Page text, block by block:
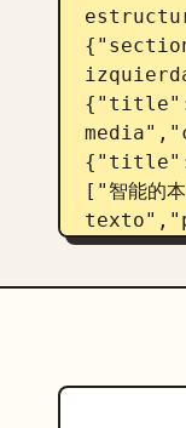
["智能的
断","材